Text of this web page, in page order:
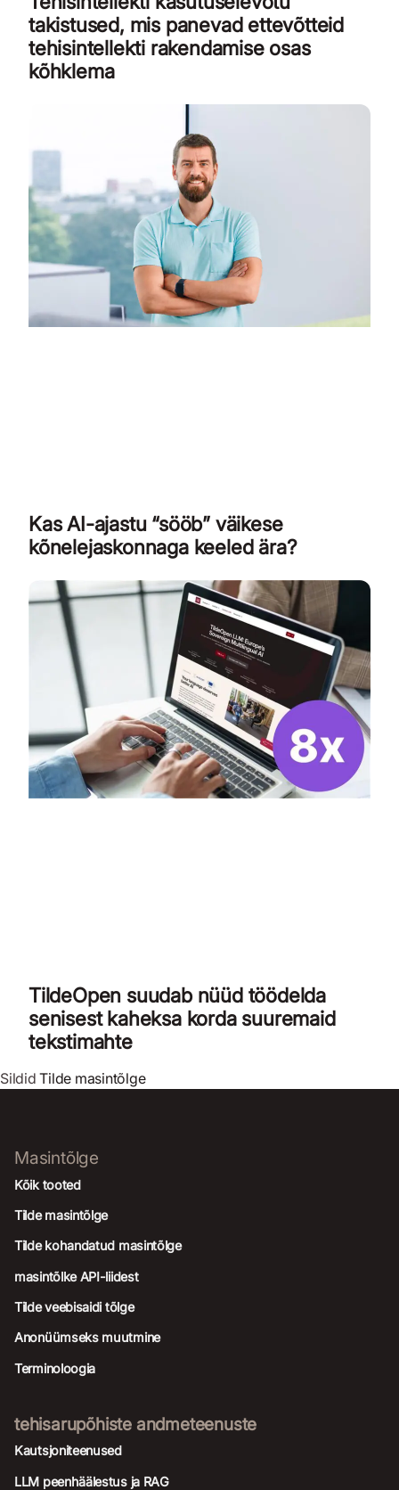
takistused, mis panevad ettevõtteid
tehisintellekti rakendamise osas
kõhklema
Kas AI-ajastu “sööb” väikese
kõnelejaskonnaga keeled ära?
TildeOpen suudab nüüd töödelda
senisest kaheksa korda suuremaid
tekstimahte
SildidTilde masintõlge
Masintõlge
Kõik tooted
Tilde masintõlge
Tilde kohandatud masintõlge
masintõlke API-liidest
Tilde veebisaidi tõlge
Anonüümseks muutmine
Terminoloogia
tehisarupõhiste andmeteenuste
Kautsjoniteenused
LLM peenhäälestus ja RAG